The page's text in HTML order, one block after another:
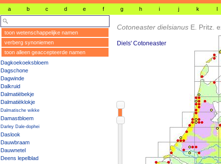
a b c d e f g h i j k l
toon wetenschappelijke namen
verberg synoniemen
toon alleen geaccepteerde namen
Dagkoekoeksbloem
Dagschone
Dagwinde
Dalkruid
Dalmatiëbekje
Dalmatiëklokje
Dalmatische wikke
Damastbloem
Darley Dale-dophei
Daslook
Dauwbraam
Dauwnetel
Deens lepelblad
Cotoneaster dielsianus E. Pritz.
Diels' Cotoneaster